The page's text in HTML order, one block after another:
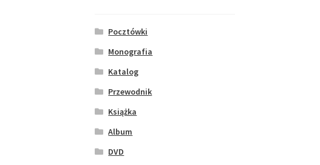
Pocztówki
Monografia
Katalog
Przewodnik
Książka
Album
DVD